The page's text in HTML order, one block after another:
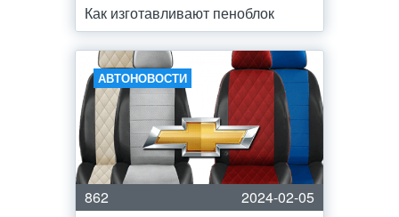
Как изготавливают пеноблок
АВТОНОВОСТИ
862
2024-02-05